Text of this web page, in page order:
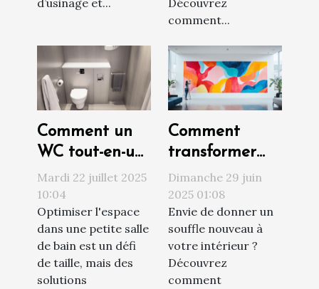
comment...
Comment un
WC tout-en-un
peut
transformer
votre petite
salle de bain ?
Mardi 22 juillet 2025
10:04
Optimiser l'espace
dans une petite salle
de bain est un défi
de taille, mais des
solutions
Comment
transformer
votre maison
en œuvre d'art
pop ?
Dimanche 29 juin
2025 01:08
Envie de donner un
souffle nouveau à
votre intérieur ?
Découvrez
comment